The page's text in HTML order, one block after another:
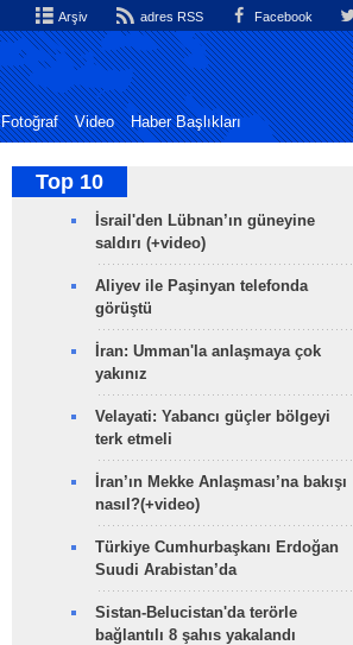
Arşiv adres RSS Facebook
Fotoğraf Video Haber Başlıkları
Top 10
İsrail'den Lübnan’ın güneyine
saldırı (+video)
Aliyev ile Paşinyan telefonda
görüştü
İran: Umman'la anlaşmaya çok
yakınız
Velayati: Yabancı güçler bölgeyi
terk etmeli
İran’ın Mekke Anlaşması’na bakışı
nasıl?(+video)
Türkiye Cumhurbaşkanı Erdoğan
Suudi Arabistan’da
Sistan-Belucistan'da terörle
bağlantılı 8 şahıs yakalandı